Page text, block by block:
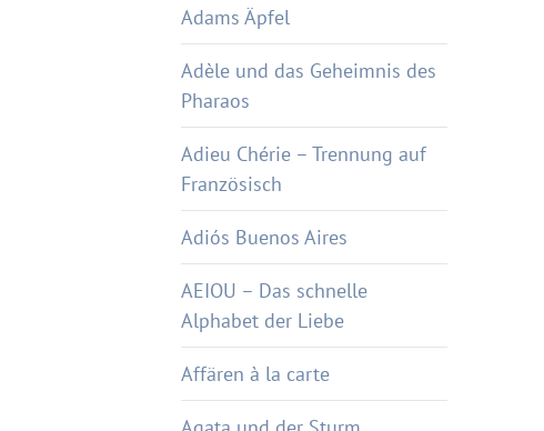
Adams Äpfel
Adèle und das Geheimnis des
Pharaos
Adieu Chérie – Trennung auf
Französisch
Adiós Buenos Aires
AEIOU – Das schnelle
Alphabet der Liebe
Affären à la carte